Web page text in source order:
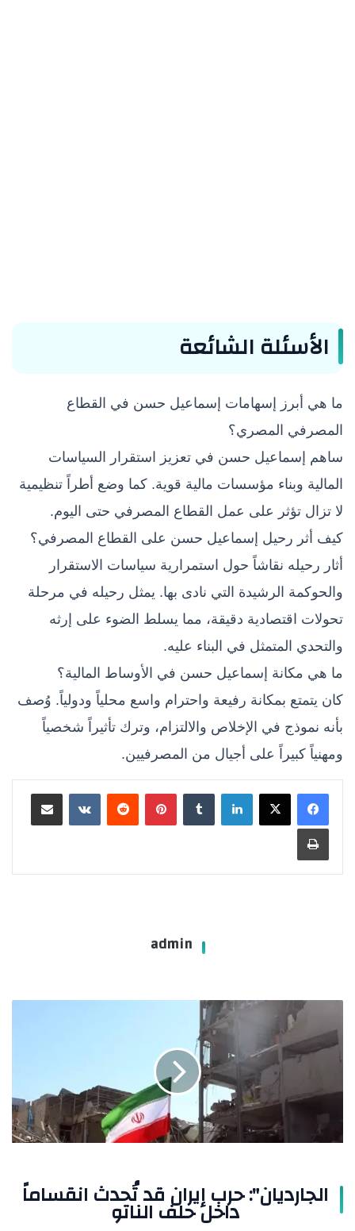
الأسئلة الشائعة
ما هي أبرز إسهامات إسماعيل حسن في القطاع
المصرفي المصري؟
ساهم إسماعيل حسن في تعزيز استقرار السياسات
المالية وبناء مؤسسات مالية قوية. كما وضع أطراً تنظيمية
لا تزال تؤثر على عمل القطاع المصرفي حتى اليوم.
كيف أثر رحيل إسماعيل حسن على القطاع المصرفي؟
أثار رحيله نقاشاً حول استمرارية سياسات الاستقرار
والحوكمة الرشيدة التي نادى بها. يمثل رحيله في مرحلة
تحولات اقتصادية دقيقة، مما يسلط الضوء على إرثه
والتحدي المتمثل في البناء عليه.
ما هي مكانة إسماعيل حسن في الأوساط المالية؟
كان يتمتع بمكانة رفيعة واحترام واسع محلياً ودولياً. وُصف
بأنه نموذج في الإخلاص والالتزام، وترك تأثيراً شخصياً
ومهنياً كبيراً على أجيال من المصرفيين.
لينكدإن بينتيريست مشاركة عبر البريد
طباعة
admin
الجارديان":
إيران
قد
انقساماً
الناتو
الجارديان": حرب إيران قد تُحدث انقساماً
داخل حلف الناتو